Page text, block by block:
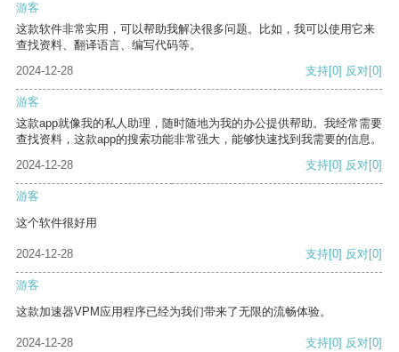
游客
这款软件非常实用，可以帮助我解决很多问题。比如，我可以使用它来
查找资料、翻译语言、编写代码等。
2024-12-28
支持[0] 反对[0]
游客
这款app就像我的私人助理，随时随地为我的办公提供帮助。我经常需要
查找资料，这款app的搜索功能非常强大，能够快速找到我需要的信息。
2024-12-28
支持[0] 反对[0]
游客
这个软件很好用
2024-12-28 支持[0] 反对[0]
游客
这款加速器VPM应用程序已经为我们带来了无限的流畅体验。
2024-12-28 支持[0] 反对[0]